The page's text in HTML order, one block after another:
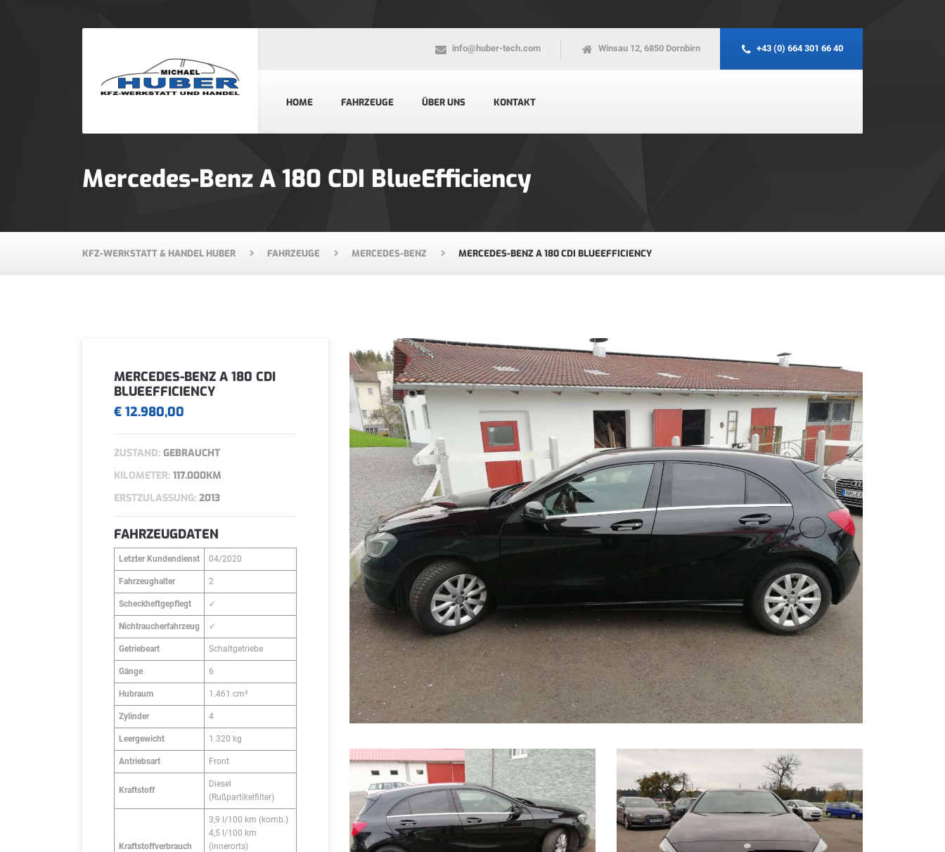
HOME FAHRZEUGE ÜBER UNS KONTAKT
info@huber-tech.com Winsau 12, 6850 Dornbirn +43 (0) 664 301 66 40
Mercedes-Benz A 180 CDI BlueEfficiency
KFZ-WERKSTATT & HANDEL HUBER FAHRZEUGE MERCEDES-BENZ MERCEDES-BENZ A 180 CDI BLUEEFFICIENCY
MERCEDES-BENZ A 180 CDI
BLUEEFFICIENCY
€ 12.980,00
ZUSTAND: GEBRAUCHT
KILOMETER: 117.000KM
ERSTZULASSUNG: 2013
FAHRZEUGDATEN
Letzter Kundendienst 04/2020
Fahrzeughalter 2
Scheckheftgepflegt ✓
Nichtraucherfahrzeug ✓
Getriebeart Schaltgetriebe
Gänge 6
Hubraum 1.461 cm³
Zylinder 4
Leergewicht 1.320 kg
Antriebsart Front
Kraftstoff
Diesel
(Rußpartikelfilter)
Kraftstoffverbrauch
3,9 l/100 km (komb.)
4,5 l/100 km
(innerorts)